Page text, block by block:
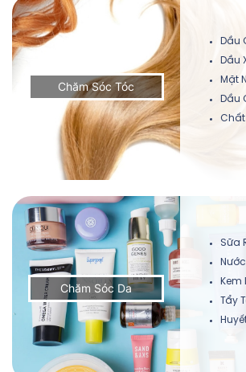
Chăm Sóc Tóc
Dầu
Dầu
Mặt
Dầu
Chất
Chăm Sóc Da
Sữa
Kem
Tẩy